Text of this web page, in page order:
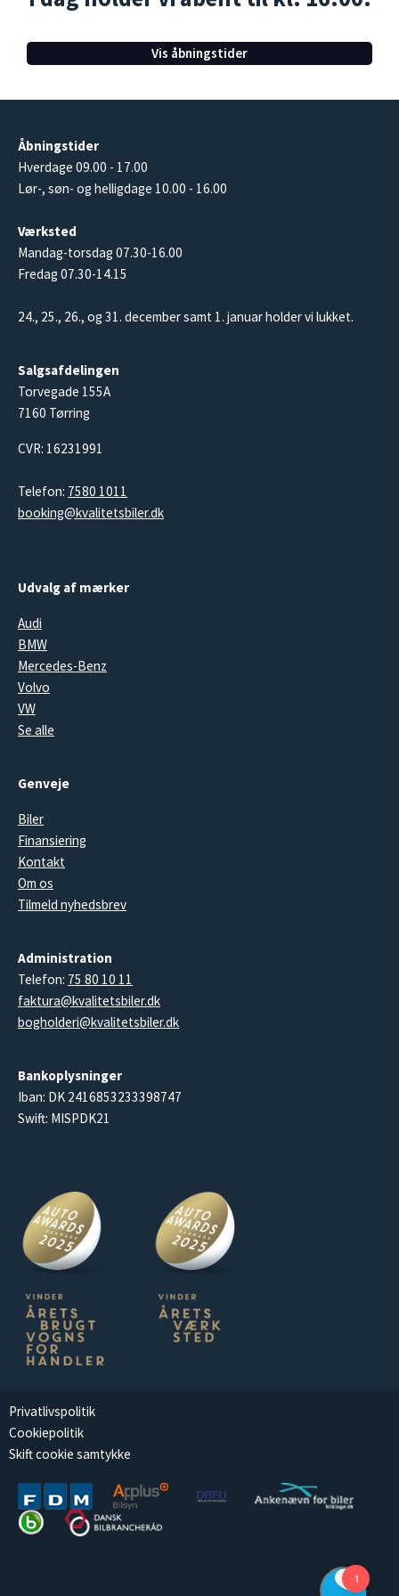
Vis åbningstider
Åbningstider
Hverdage 09.00 - 17.00
Lør-, søn- og helligdage 10.00 - 16.00
Værksted
Mandag-torsdag 07.30-16.00
Fredag 07.30-14.15
24., 25., 26., og 31. december samt 1. januar holder vi lukket.
Salgsafdelingen
Torvegade 155A
7160 Tørring
CVR: 16231991
Telefon: 7580 1011
booking@kvalitetsbiler.dk
Udvalg af mærker
Audi
BMW
Mercedes-Benz
Volvo
VW
Se alle
Genveje
Biler
Finansiering
Kontakt
Om os
Tilmeld nyhedsbrev
Administration
Telefon: 75 80 10 11
faktura@kvalitetsbiler.dk
bogholderi@kvalitetsbiler.dk
Bankoplysninger
Iban: DK 2416853233398747
Swift: MISPDK21
Privatlivspolitik
Cookiepolitik
Skift cookie samtykke